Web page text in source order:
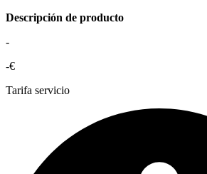
Descripción de producto
-
-€
Tarifa servicio